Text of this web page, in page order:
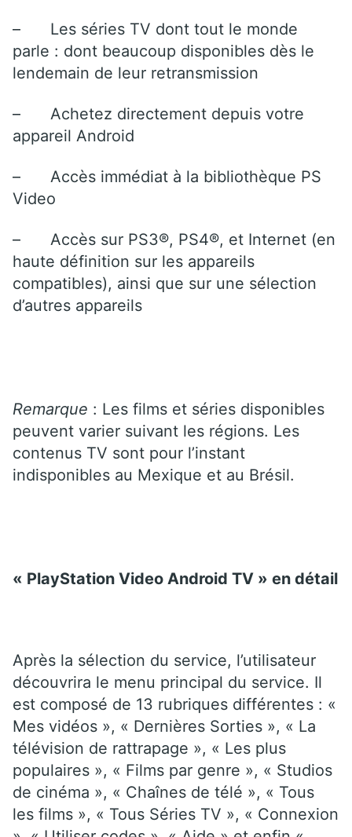
–
Les séries TV dont tout le monde
parle : dont beaucoup disponibles dès le
lendemain de leur retransmission
–
Achetez directement depuis votre
appareil Android
–
Accès immédiat à la bibliothèque PS
Video
–
Accès sur PS3®, PS4®, et Internet (en
haute définition sur les appareils
compatibles), ainsi que sur une sélection
d’autres appareils
Remarque : Les films et séries disponibles
peuvent varier suivant les régions. Les
contenus TV sont pour l’instant
indisponibles au Mexique et au Brésil.
« PlayStation Video Android TV » en détail
Après la sélection du service, l’utilisateur
découvrira le menu principal du service. Il
est composé de 13 rubriques différentes : «
Mes vidéos », « Dernières Sorties », « La
télévision de rattrapage », « Les plus
populaires », « Films par genre », « Studios
de cinéma », « Chaînes de télé », « Tous
les films », « Tous Séries TV », « Connexion